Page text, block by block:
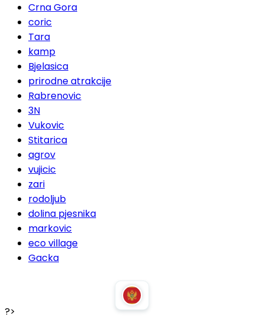
Crna Gora
coric
Tara
kamp
Bjelasica
prirodne atrakcije
Rabrenovic
3N
Vukovic
Stitarica
agrov
vujicic
zari
rodoljub
dolina pjesnika
markovic
eco village
Gacka
?>